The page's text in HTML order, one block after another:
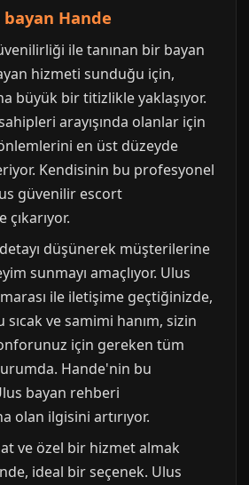
Hande
ile tanınan bir bayan
hizmeti sunduğu için,
büyük bir titizlikle yaklaşıyor.
arayışında olanlar için
en üst düzeyde
Kendisinin bu profesyonel
güvenilir escort
düşünerek müşterilerine
sunmayı amaçlıyor. Ulus
ile iletişime geçtiğinizde,
sıcak ve samimi hanım, sizin
için gereken tüm
Hande'nin bu
bayan rehberi
olan ilgisini artırıyor.
ve özel bir hizmet almak
ideal bir seçenek. Ulus